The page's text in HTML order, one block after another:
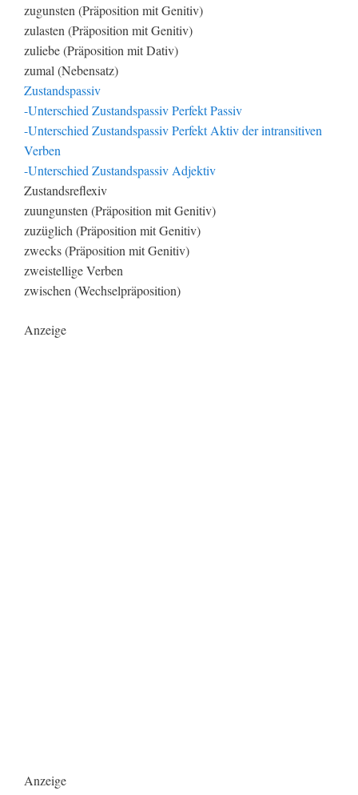
zugunsten (Präposition mit Genitiv)
zulasten (Präposition mit Genitiv)
zuliebe (Präposition mit Dativ)
zumal (Nebensatz)
Zustandspassiv
-Unterschied Zustandspassiv Perfekt Passiv
-Unterschied Zustandspassiv Perfekt Aktiv der intransitiven
Verben
-Unterschied Zustandspassiv Adjektiv
Zustandsreflexiv
zuungunsten (Präposition mit Genitiv)
zuzüglich (Präposition mit Genitiv)
zwecks (Präposition mit Genitiv)
zweistellige Verben
zwischen (Wechselpräposition)
Anzeige
Anzeige